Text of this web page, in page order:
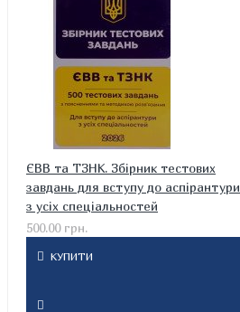
ЄВВ та ТЗНК. Збірник тестових
завдань для вступу до аспірантури
з усіх спеціальностей
500.00 грн.
КУПИТИ